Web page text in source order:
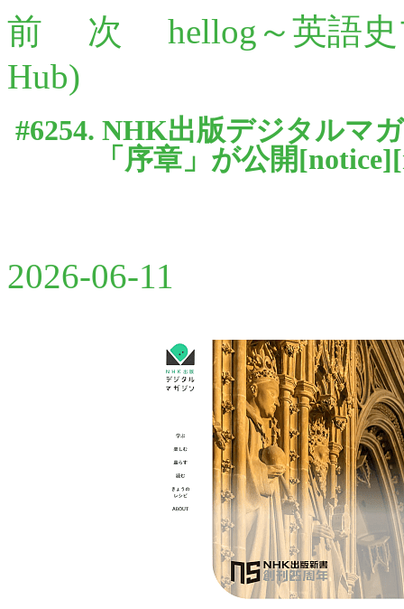
前 次
hellog～英語
Hub)
#6254. NHK出版デジタルマ
「序章」が公開[notice][
2026-06-11